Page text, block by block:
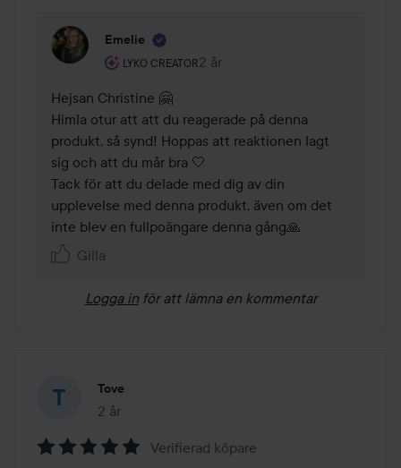
Emelie
LYKO CREATOR
Användarens roll: Lyko Creator.
2 år
Kommentaren lades 2 år
Hejsan Christine 🤗
Himla otur att att du reagerade på denna
produkt, så synd! Hoppas att reaktionen lagt
sig och att du mår bra 🤍
Tack för att du delade med dig av din
upplevelse med denna produkt, även om det
inte blev en fullpoängare denna gång🙏
Gilla
Logga in för att lämna en kommentar
Tove
2 år
Inlägget skapades 2 år
Verifierad köpare